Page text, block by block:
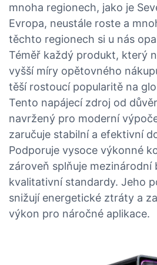
mnoha regionech, jako je
Evropa, neustále roste a
těchto regionech si u nás
Téměř každý produkt, který
vyšší míry opětovného
těší rostoucí popularitě na
Tento napájecí zdroj od
navržený pro moderní
zaručuje stabilní a efektivní
Podporuje vysoce výkonné
zároveň splňuje mezinárodní
kvalitativní standardy. Jeho
snižují energetické ztráty a
výkon pro náročné aplikace.